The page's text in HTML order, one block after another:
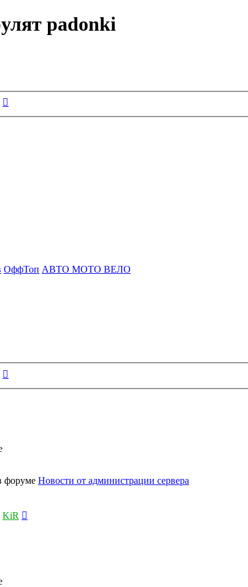
padonki
ОффТоп АВТО МОТО ВЕЛО
форуме Новости от администрации сервера
KiR